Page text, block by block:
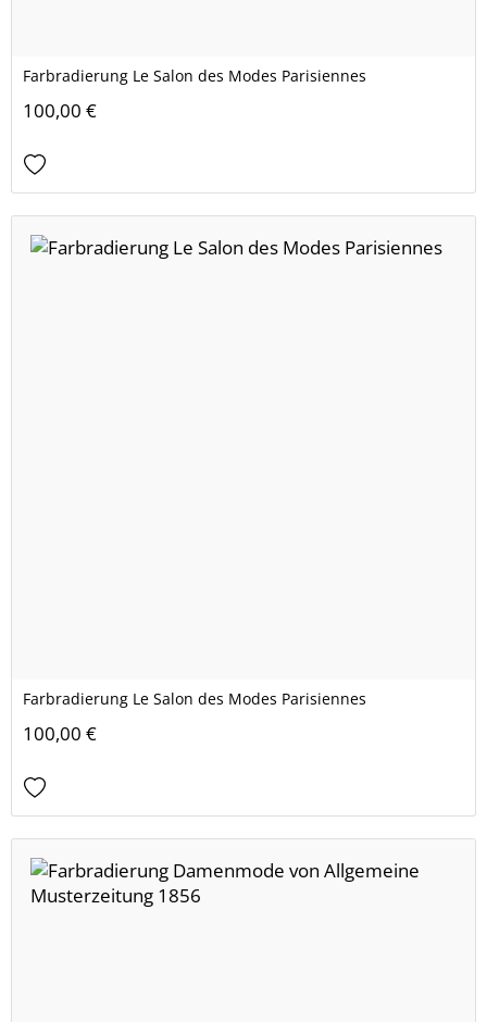
Farbradierung Le Salon des Modes Parisiennes
100,00 €
Farbradierung Le Salon des Modes Parisiennes
100,00 €